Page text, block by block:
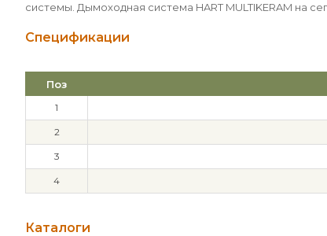
системы. Дымоходная система HART MULTIKERAM на
Спецификации
Поз
1
2
3
4
Каталоги